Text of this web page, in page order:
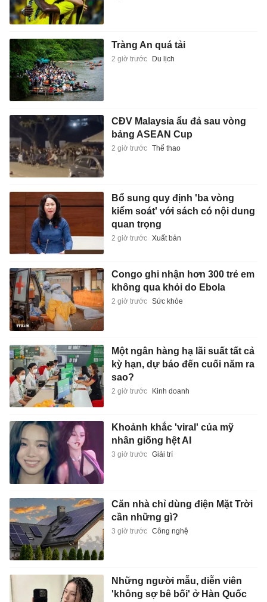
Tràng An quá tải
2 giờ trước Du lịch
CĐV Malaysia ẩu đả sau vòng
bảng ASEAN Cup
2 giờ trước Thể thao
Bổ sung quy định 'ba vòng
kiểm soát' với sách có nội dung
quan trọng
2 giờ trước Xuất bản
Congo ghi nhận hơn 300 trẻ em
không qua khỏi do Ebola
2 giờ trước Sức khỏe
Một ngân hàng hạ lãi suất tất cả
kỳ hạn, dự báo đến cuối năm ra
sao?
2 giờ trước Kinh doanh
Khoảnh khắc 'viral' của mỹ
nhân giống hệt AI
3 giờ trước Giải trí
Căn nhà chỉ dùng điện Mặt Trời
cần những gì?
3 giờ trước Công nghệ
Những người mẫu, diễn viên
'không sợ bê bối' ở Hàn Quốc